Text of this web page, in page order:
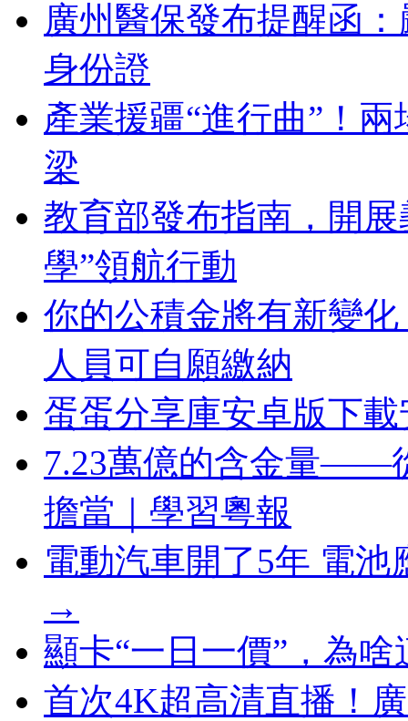
廣州醫保發布提醒函
身份證
產業援疆“進行曲”！
梁
教育部發布指南，開
學”領航行動
你的公積金將有新變
人員可自願繳納
蛋蛋分享庫安卓版下
7.23萬億的含金量——
擔當｜學習粵報
電動汽車開了5年 電
→
顯卡“一日一價”，為
首次4K超高清直播！